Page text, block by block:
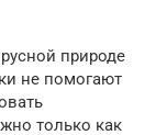
природе
не помогают
только как